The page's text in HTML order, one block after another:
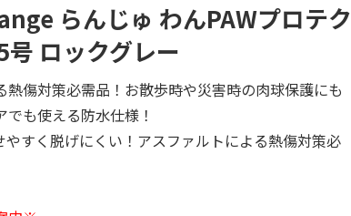
らんじゅ わんPAWプロテク
号 ロックグレー
熱傷対策必需品！お散歩時や災害時の肉球保護にも
も使える防水仕様！
やすく脱げにくい！アスファルトによる熱傷対策必